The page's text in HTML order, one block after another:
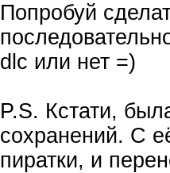
Попробуй
dlc или нет =)
P.S. Кстати,
сохранений. С
пиратки, и